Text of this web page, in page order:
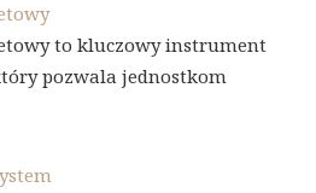
to kluczowy instrument
pozwala jednostkom